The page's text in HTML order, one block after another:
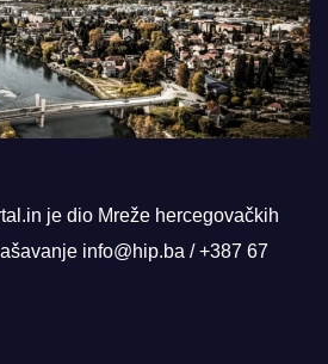
je dio Mreže hercegovačkih
info@hip.ba / +387 67